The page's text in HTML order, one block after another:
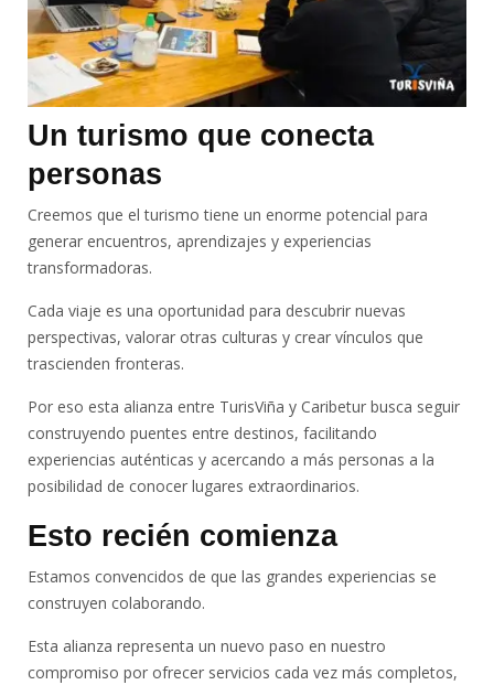
Un turismo que conecta
personas
Creemos que el turismo tiene un enorme potencial para
generar encuentros, aprendizajes y experiencias
transformadoras.
Cada viaje es una oportunidad para descubrir nuevas
perspectivas, valorar otras culturas y crear vínculos que
trascienden fronteras.
Por eso esta alianza entre TurisViña y Caribetur busca seguir
construyendo puentes entre destinos, facilitando
experiencias auténticas y acercando a más personas a la
posibilidad de conocer lugares extraordinarios.
Esto recién comienza
Estamos convencidos de que las grandes experiencias se
construyen colaborando.
Esta alianza representa un nuevo paso en nuestro
compromiso por ofrecer servicios cada vez más completos,